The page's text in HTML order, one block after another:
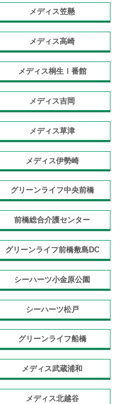
メディス笠懸
メディス高崎
メディス桐生Ⅰ番館
メディス吉岡
メディス草津
メディス伊勢崎
グリーンライフ中央前橋
前橋総合介護センター
グリーンライフ前橋敷島DC
シーハーツ小金原公園
シーハーツ松戸
グリーンライフ船橋
メディス武蔵浦和
メディス北越谷